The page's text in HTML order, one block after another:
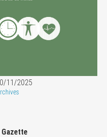
11/2025
Gazette